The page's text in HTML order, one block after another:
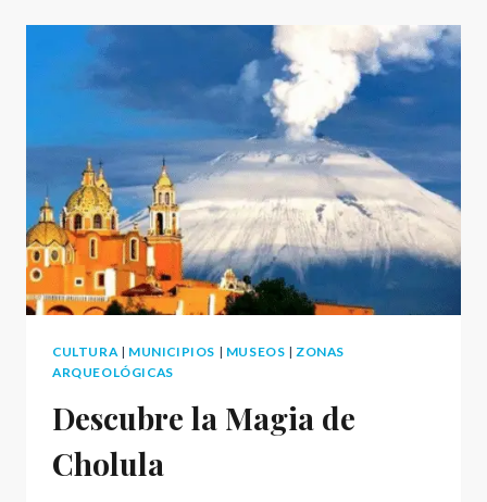
MÁGICA
CULTURA | MUNICIPIOS | MUSEOS | ZONAS
ARQUEOLÓGICAS
Descubre la Magia de
Cholula